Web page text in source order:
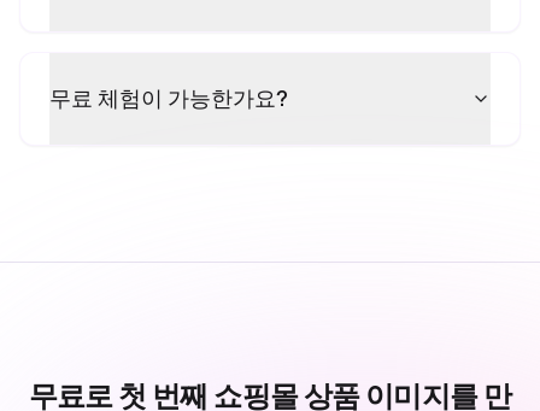
무료 체험이 가능한가요?
무료로 첫 번째 쇼핑몰 상품 이미지를 만